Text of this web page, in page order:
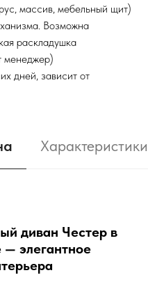
массив, мебельный щит)
Возможна
раскладушка
менеджер)
дней, зависит от
Характеристики
диван Честер в
элегантное